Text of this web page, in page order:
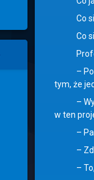
Co się
Co się
–
tym, że
–
w ten
–
–
– To,